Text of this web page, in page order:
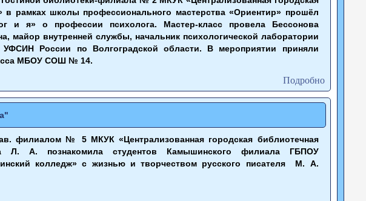
в рамках школы профессионального мастерства «Ориентир» прошёл
и я» о профессии психолога. Мастер-класс провела Бессонова
майор внутренней службы, начальник психологической лаборатории
России по Волгоградской области. В мероприятии приняли
МБОУ СОШ № 14.
Подробно
филиалом № 5 МКУК «Централизованная городская библиотечная
А. познакомила студентов Камышинского филиала ГБПОУ
колледж» с жизнью и творчеством русского писателя М. А.